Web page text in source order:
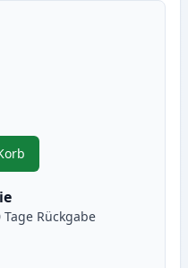
anzupassen
stück Canon CLI-571XL
Rückgabe